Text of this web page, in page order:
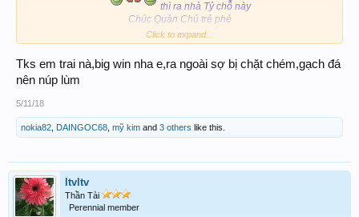
thì ra nhà Tỷ chỗ này
Chúc Quán Chủ trẻ phẻ
wóánh đâu Win nấy
Click to expand...
Tks em trai nà,big win nha e,ra ngoài sợ bị chặt chém,gạch đá
nên núp lùm
5/11/18
nokia82 DAINGOC68 mỹ kim and 3 others like this.
ltvltv
Thần Tài
Perennial member